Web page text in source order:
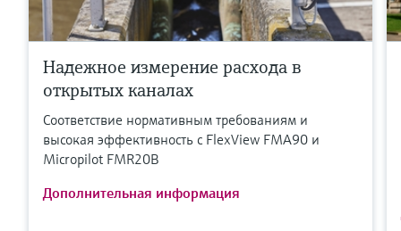
Надежное измерение расхода в
открытых каналах
Соответствие нормативным требованиям и
высокая эффективность с FlexView FMA90 и
Micropilot FMR20B
Дополнительная информация